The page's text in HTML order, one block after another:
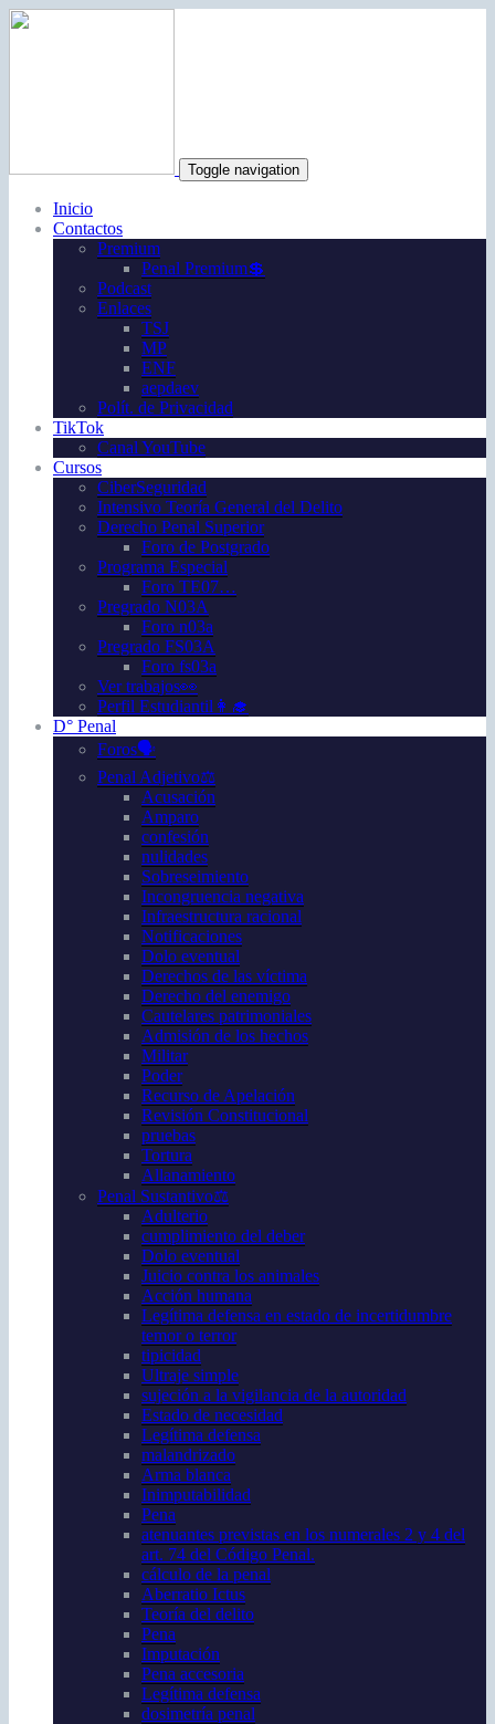
Toggle navigation
Inicio
Contactos
Premium
Penal Premium💲
Podcast
Enlaces
TSJ
MP
ENF
aepdaev
Polít. de Privacidad
TikTok
Canal YouTube
Cursos
CiberSeguridad
Intensivo Teoría General del Delito
Derecho Penal Superior
Foro de Postgrado
Programa Especial
Foro TE07…
Pregrado N03A
Foro n03a
Pregrado FS03A
Foro fs03a
Ver trabajos👀
Perfil Estudiantil👩‍🎓
D° Penal
Foros🗣️
Penal Adjetivo⚖️
Acusación
Amparo
confesión
nulidades
Sobreseimiento
Incongruencia negativa
Infraestructura racional
Notificaciones
Dolo eventual
Derechos de las víctima
Derecho del enemigo
Cautelares patrimoniales
Admisión de los hechos
Militar
Poder
Recurso de Apelación
Revisión Constitucional
pruebas
Tortura
Allanamiento
Penal Sustantivo⚖️
Adulterio
cumplimiento del deber
Dolo eventual
Juicio contra los animales
Acción humana
Legítima defensa en estado de incertidumbre
temor o terror
tipicidad
Ultraje simple
sujeción a la vigilancia de la autoridad
Estado de necesidad
Legítima defensa
malandrizado
Arma blanca
Inimputabilidad
Pena
atenuantes previstas en los numerales 2 y 4 del
art. 74 del Código Penal.
cálculo de la penal
Aberratio Ictus
Teoría del delito
Pena
Imputación
Pena accesoria
Legítima defensa
dosimetría penal